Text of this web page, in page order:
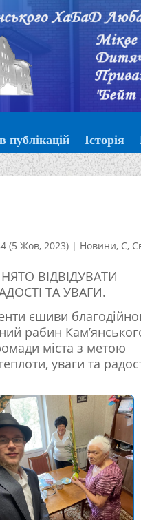
публікацій Історія
(5 Жов, 2023)| Новини, С,
ВІДВІДУВАТИ
ТА УВАГИ.
єшиви
рабин
міста з метою
уваги та